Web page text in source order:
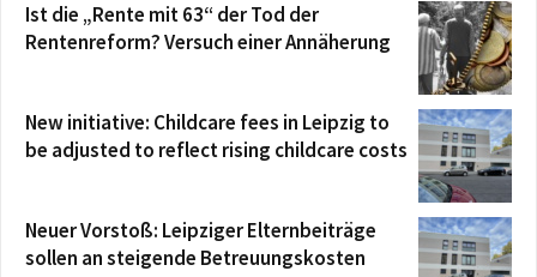
Ist die „Rente mit 63“ der Tod der
Rentenreform? Versuch einer Annäherung
New initiative: Childcare fees in Leipzig to
be adjusted to reflect rising childcare costs
Neuer Vorstoß: Leipziger Elternbeiträge
sollen an steigende Betreuungskosten